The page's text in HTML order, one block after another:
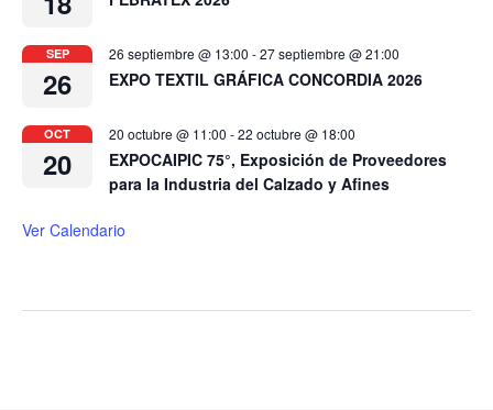
SEP
26
26 septiembre @ 13:00 -27 septiembre @ 21:00
EXPO TEXTIL GRÁFICA CONCORDIA 2026
OCT
20
20 octubre @ 11:00 -22 octubre @ 18:00
EXPOCAIPIC 75°, Exposición de Proveedores
para la Industria del Calzado y Afines
Ver Calendario